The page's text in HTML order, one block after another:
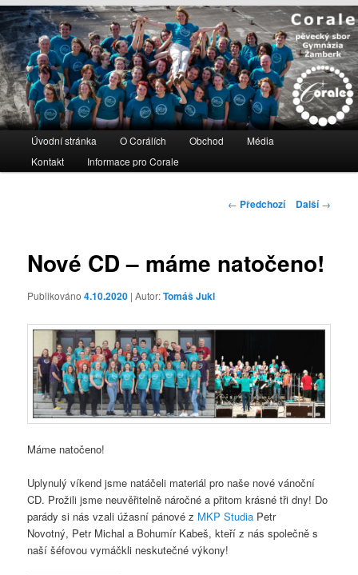
navigační
menu
Přejít
k
Přejít
k
Úvodní stránka O Corálích Obchod
Média
Kontakt
Informace pro Corale
Navigace
← Předchozí Další→
Nové CD – máme natočeno!
Publikováno4.10.2020 | Autor:Tomáš Jukl
Máme natočeno!
Uplynulý víkend jsme natáčeli materiál pro naše nové vánoční
CD. Prožili jsme neuvěřitelně náročné a přitom krásné tři dny! Do
parády si nás vzali úžasní pánové z MKP Studia Petr
Novotný, Petr Michal a Bohumír Kabeš, kteří z nás společně s
naší šéfovou vymáčkli neskutečné výkony!